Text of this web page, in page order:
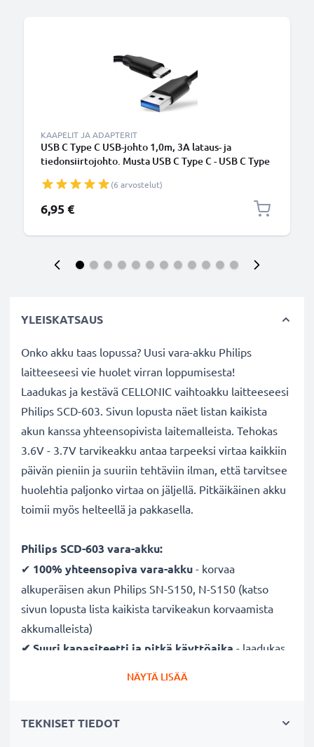
KAAPELIT JA ADAPTERIT
USB C Type C USB-johto 1,0m, 3A lataus- ja
tiedonsiirtojohto. Musta USB C Type C - USB C Type
(6 arvostelut)
6,95 €
YLEISKATSAUS
Onko akku taas lopussa? Uusi vara-akku Philips
laitteeseesi vie huolet virran loppumisesta!
Laadukas ja kestävä CELLONIC vaihtoakku laitteeseesi
Philips SCD-603. Sivun lopusta näet listan kaikista
akun kanssa yhteensopivista laitemalleista. Tehokas
3.6V - 3.7V tarvikeakku antaa tarpeeksi virtaa kaikkiin
päivän pieniin ja suuriin tehtäviin ilman, että tarvitsee
huolehtia paljonko virtaa on jäljellä. Pitkäikäinen akku
toimii myös helteellä ja pakkasella.
Philips SCD-603 vara-akku:
✔ 100% yhteensopiva vara-akku - korvaa
alkuperäisen akun Philips SN-S150, N-S150 (katso
sivun lopusta lista kaikista tarvikeakun korvaamista
akkumalleista)
✔ Suuri kapasiteetti ja pitkä käyttöaika - laadukas
lataustauoilta
NÄYTÄ LISÄÄ
TEKNISET TIEDOT